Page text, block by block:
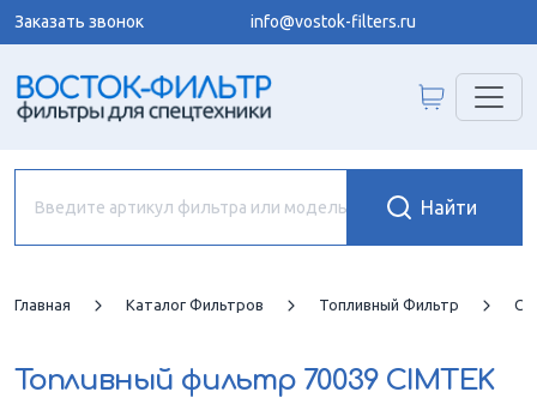
Заказать звонок info@vostok-filters.ru
Главная Каталог Фильтров Топливный Фильтр
Топливный фильтр 70039 CIMTEK